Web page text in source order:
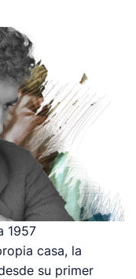
1957
casa, la
su primer